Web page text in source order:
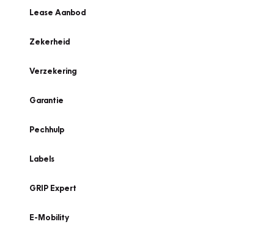
Lease Aanbod
Zekerheid
Verzekering
Garantie
Pechhulp
Labels
GRIP Expert
E-Mobility